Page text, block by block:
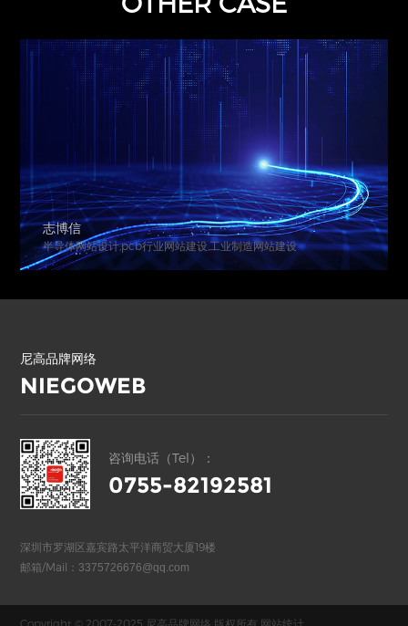
志博信
半导体网站设计,pcb行业网站建设,工业制造网站建设
尼高品牌网络
NIEGOWEB
咨询电话（Tel）：
0755-82192581
深圳市罗湖区嘉宾路太平洋商贸大厦19楼
邮箱/Mail： 3375726676@qq.com
Copyright © 2007-2025 尼高品牌网络 版权所有 网站统计